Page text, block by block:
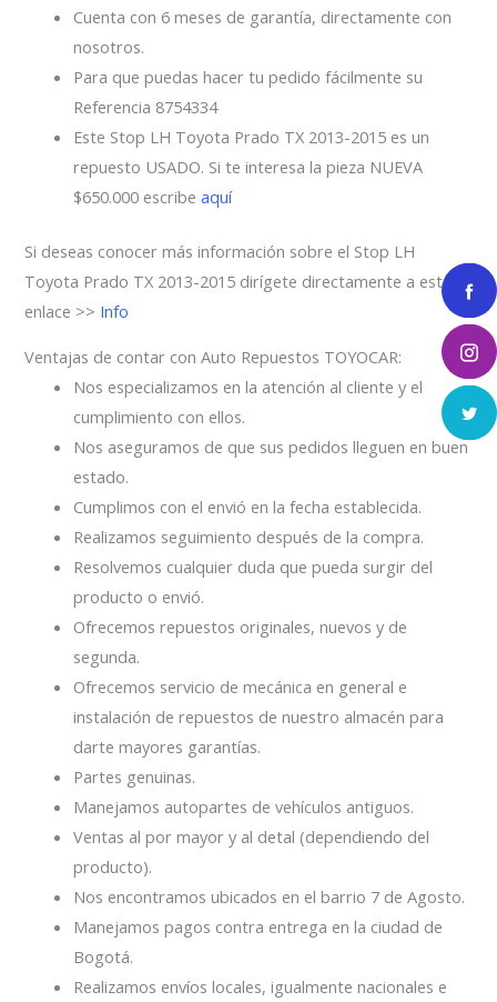
Cuenta con 6 meses de garantía, directamente con
nosotros.
Para que puedas hacer tu pedido fácilmente su
Referencia 8754334
Este Stop LH Toyota Prado TX 2013-2015 es un
repuesto USADO. Si te interesa la pieza NUEVA
$650.000 escribeaquí
Si deseas conocer más información sobre el Stop LH
Toyota Prado TX 2013-2015 dirígete directamente a este
enlace >> Info
Ventajas de contar con Auto Repuestos TOYOCAR:
Nos especializamos en la atención al cliente y el
cumplimiento con ellos.
Nos aseguramos de que sus pedidos lleguen en buen
estado.
Cumplimos con el envió en la fecha establecida.
Realizamos seguimiento después de la compra.
Resolvemos cualquier duda que pueda surgir del
producto o envió.
Ofrecemos repuestos originales, nuevos y de
segunda.
Ofrecemos servicio de mecánica en general e
instalación de repuestos de nuestro almacén para
darte mayores garantías.
Partes genuinas.
Manejamos autopartes de vehículos antiguos.
Ventas al por mayor y al detal (dependiendo del
producto).
Nos encontramos ubicados en el barrio 7 de Agosto.
Manejamos pagos contra entrega en la ciudad de
Bogotá.
Realizamos envíos locales, igualmente nacionales e